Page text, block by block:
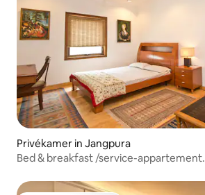
Privékamer in Jangpura
Bed & breakfast /service-appartement.